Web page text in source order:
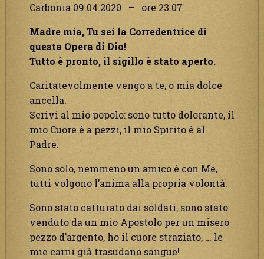
Carbonia 09.04.2020 – ore 23.07
Madre mia, Tu sei la Corredentrice di
questa Opera di Dio!
Tutto è pronto, il sigillo è stato aperto.
Caritatevolmente vengo a te, o mia dolce
ancella.
Scrivi al mio popolo: sono tutto dolorante, il
mio Cuore è a pezzi, il mio Spirito è al
Padre.
Sono solo, nemmeno un amico è con Me,
tutti volgono l’anima alla propria volontà.
Sono stato catturato dai soldati, sono stato
venduto da un mio Apostolo per un misero
pezzo d’argento, ho il cuore straziato, … le
mie carni già trasudano sangue!